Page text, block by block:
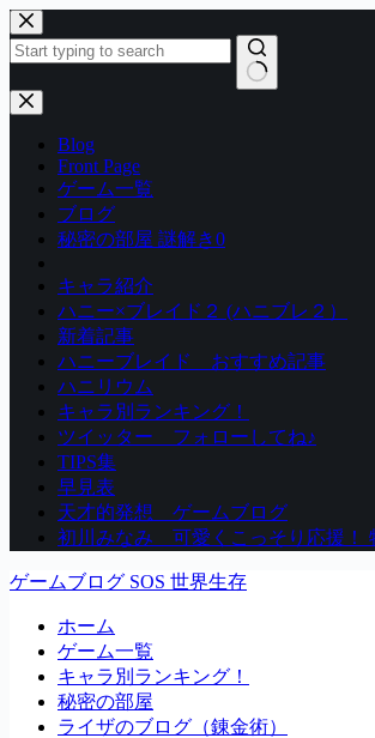
コ
ン
テ
ン
ツ
結
Blog
Front Page
ゲーム一覧
ブログ
秘密の部屋 謎解き0
キャラ紹介
ハニー×ブレイド２ (ハニブレ２）
新着記事
ハニーブレイド おすすめ記事
ハニリウム
キャラ別ランキング！
ツイッター フォローしてね♪
TIPS集
早見表
天才的発想 ゲームブログ
初川みなみ 可愛くこっそり応援！
ゲームブログ SOS 世界生存
ホーム
ゲーム一覧
キャラ別ランキング！
秘密の部屋
ライザのブログ（錬金術）